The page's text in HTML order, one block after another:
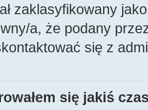
zaklasyfikowany
a, że podany
się z
się jakiś